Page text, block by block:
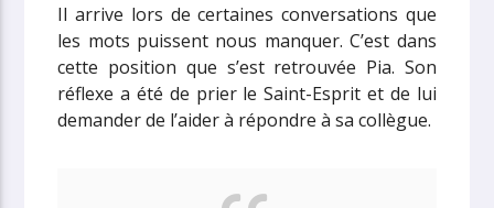
Il arrive lors de certaines conversations que
les mots puissent nous manquer. C’est dans
cette position que s’est retrouvée Pia. Son
réflexe a été de prier le Saint-Esprit et de lui
demander de l’aider à répondre à sa collègue.